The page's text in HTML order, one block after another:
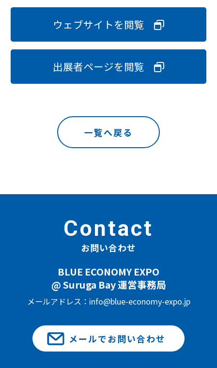
ウェブサイトを閲覧
出展者ページを閲覧
一覧へ戻る
Contact
お問い合わせ
BLUE ECONOMY EXPO
@ Suruga Bay 運営事務局
メールアドレス：info@blue-economy-expo.jp
メールでお問い合わせ